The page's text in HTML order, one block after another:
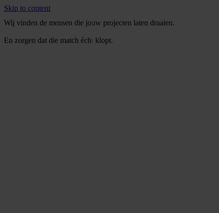
Skip to content
Wij vinden de mensen die jouw projecten laten draaien.
En zorgen dat die match écht klopt.